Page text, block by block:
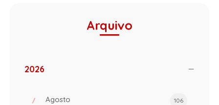
Arquivo
2026
Agosto 106